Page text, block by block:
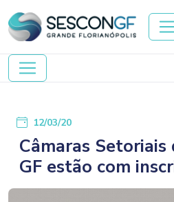
12/03/20
Câmaras Setoriais
GF estão com